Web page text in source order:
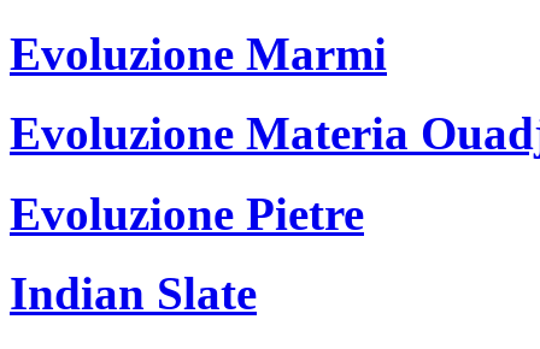
Evoluzione Marmi
Evoluzione Materia
Evoluzione Pietre
Indian Slate